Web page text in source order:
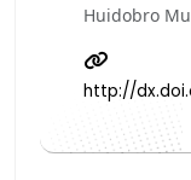
Huidobro
http://